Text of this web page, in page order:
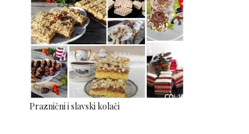
Praznični i slavski kolači